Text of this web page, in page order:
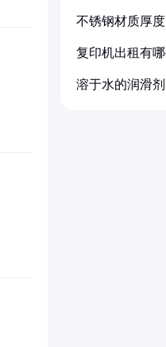
不锈钢材质厚
复印机出租有
溶于水的润滑